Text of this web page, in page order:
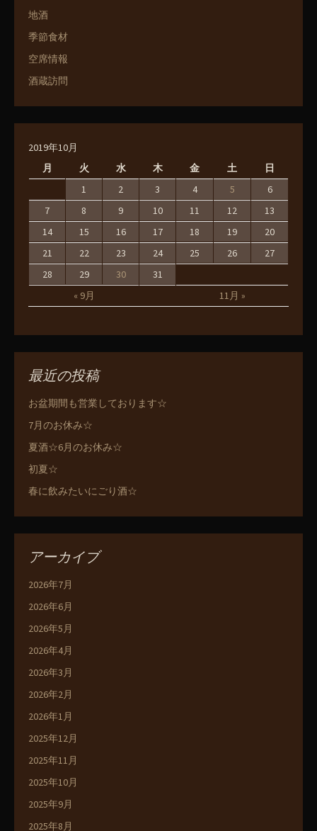
地酒
季節食材
空席情報
酒蔵訪問
2019年10月
月
火 水 木 金 土 日
« 9月 11月 »
1 2 3 4 5
6
7
8 9 10 11 12
13
14
15 16 17 18 19
20
21
22 23 24 25 26
27
28
29 30 31
最近の投稿
お盆期間も営業しております☆
7月のお休み☆
夏酒☆6月のお休み☆
初夏☆
春に飲みたいにごり酒☆
アーカイブ
2026年7月
2026年6月
2026年5月
2026年4月
2026年3月
2026年2月
2026年1月
2025年12月
2025年11月
2025年10月
2025年9月
2025年8月